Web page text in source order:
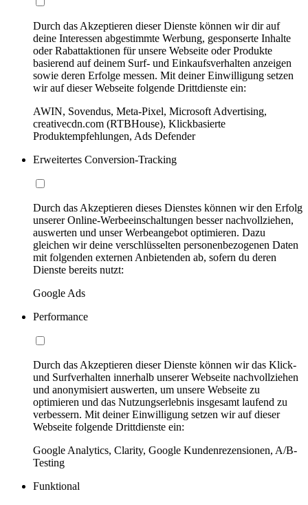
Durch das Akzeptieren dieser Dienste können wir dir auf
deine Interessen abgestimmte Werbung, gesponserte Inhalte
oder Rabattaktionen für unsere Webseite oder Produkte
basierend auf deinem Surf- und Einkaufsverhalten anzeigen
sowie deren Erfolge messen. Mit deiner Einwilligung setzen
wir auf dieser Webseite folgende Drittdienste ein:
AWIN, Sovendus, Meta-Pixel, Microsoft Advertising,
creativecdn.com (RTBHouse), Klickbasierte
Produktempfehlungen, Ads Defender
Erweitertes Conversion-Tracking
Durch das Akzeptieren dieses Dienstes können wir den Erfolg
unserer Online-Werbeeinschaltungen besser nachvollziehen,
auswerten und unser Werbeangebot optimieren. Dazu
gleichen wir deine verschlüsselten personenbezogenen Daten
mit folgenden externen Anbietenden ab, sofern du deren
Dienste bereits nutzt:
Google Ads
Performance
Durch das Akzeptieren dieser Dienste können wir das Klick-
und Surfverhalten innerhalb unserer Webseite nachvollziehen
und anonymisiert auswerten, um unsere Webseite zu
optimieren und das Nutzungserlebnis insgesamt laufend zu
verbessern. Mit deiner Einwilligung setzen wir auf dieser
Webseite folgende Drittdienste ein:
Google Analytics, Clarity, Google Kundenrezensionen, A/B-
Testing
Funktional